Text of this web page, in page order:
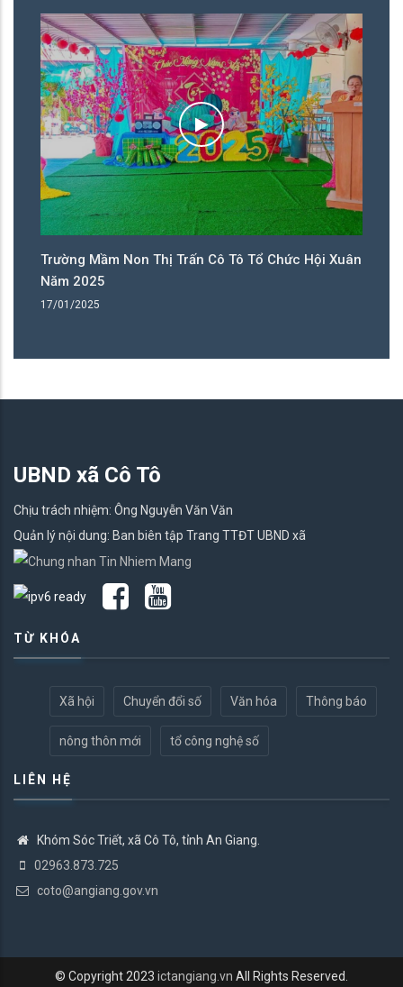
Trường Mầm Non Thị Trấn Cô Tô Tổ Chức Hội Xuân
Năm 2025
17/01/2025
UBND xã Cô Tô
Chịu trách nhiệm: Ông Nguyễn Văn Văn
Quản lý nội dung: Ban biên tập Trang TTĐT UBND xã
TỪ KHÓA
Xã hội Chuyển đổi số Văn hóa Thông báo
nông thôn mới tổ công nghệ số
LIÊN HỆ
Khóm Sóc Triết, xã Cô Tô, tỉnh An Giang.
02963.873.725
coto@angiang.gov.vn
© Copyright 2023 ictangiang.vn All Rights Reserved.